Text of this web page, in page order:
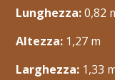
Lunghezza:0,82
Altezza: ​​1,27 m
Larghezza: 1,33